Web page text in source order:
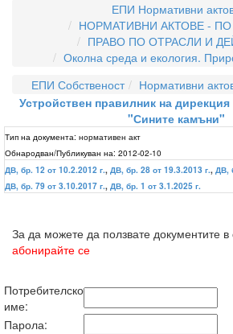
ЕПИ Нормативни
НОРМАТИВНИ АКТОВЕ -
ПРАВО ПО ОТРАСЛИ И
Околна среда и екология.
ЕПИ Собственост
Нормативни
Устройствен правилник на
"Сините камъни"
Тип на документа: нормативен акт
Обнародван/Публикуван на: 2012-02-10
ДВ, бр. 12 от 10.2.2012 г., ДВ, бр. 28 от 19.3.2013 г., ДВ,
ДВ, бр. 79 от 3.10.2017 г., ДВ, бр. 1 от 3.1.2025 г.
За да можете да ползвате документите в
абонирайте се
Потребителско
име:
Парола: